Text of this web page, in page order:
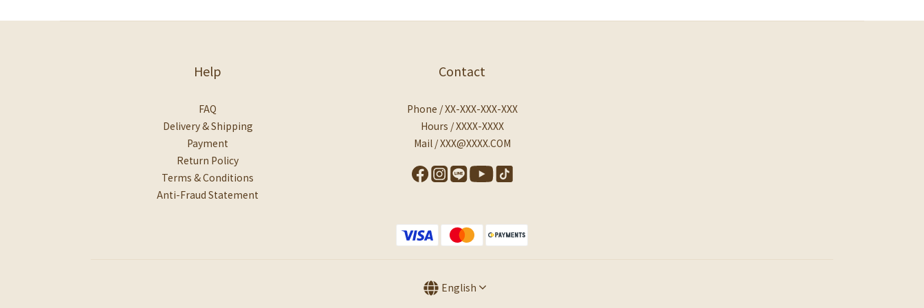
Help
FAQ
Delivery & Shipping
Payment
Return Policy
Terms & Conditions
Anti-Fraud Statement
Contact
Phone / XX-XXX-XXX-XXX
Hours / XXXX-XXXX
Mail / XXX@XXXX.COM
English